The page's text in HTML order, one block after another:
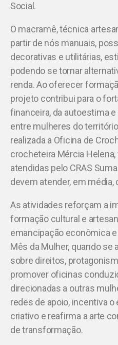
Social.
O macramê, técnica
partir de nós manuais,
decorativas e utilitárias,
podendo se tornar
renda. Ao oferecer
projeto contribui para o
financeira, da autoestima
entre mulheres do
realizada a Oficina de
crocheteira Mércia
atendidas pelo CRAS
devem atender, em
As atividades reforçam a
formação cultural e
emancipação econômica
Mês da Mulher, quando se
sobre direitos,
promover oficinas
direcionadas a outras
redes de apoio, incentiva
criativo e reafirma a arte
de transformação.